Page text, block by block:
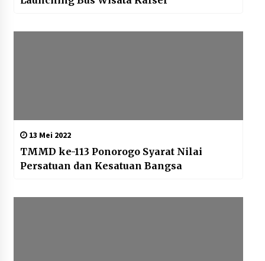
13 Mei 2022
TMMD ke-113 Ponorogo Syarat Nilai
Persatuan dan Kesatuan Bangsa